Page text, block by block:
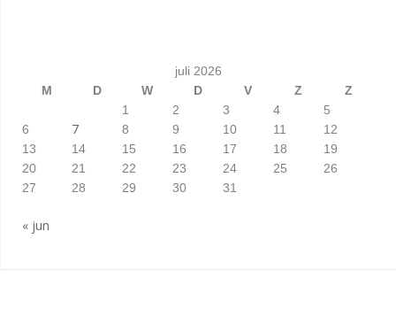
juli 2026
M
D W D V Z
Z
1
2 3 4
5
6
7 8 9 10 11
12
13
14 15 16 17 18
19
20
21 22 23 24 25
26
27
28 29 30 31
« jun